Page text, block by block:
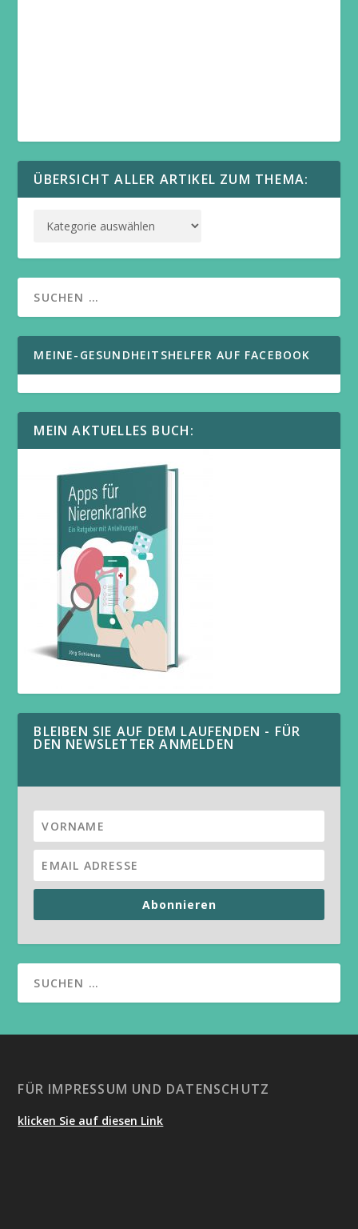
ÜBERSICHT ALLER ARTIKEL ZUM THEMA:
MEINE-GESUNDHEITSHELFER AUF FACEBOOK
MEIN AKTUELLES BUCH:
BLEIBEN SIE AUF DEM LAUFENDEN - FÜR
DEN NEWSLETTER ANMELDEN
Abonnieren
FÜR IMPRESSUM UND DATENSCHUTZ
klicken Sie auf diesen Link